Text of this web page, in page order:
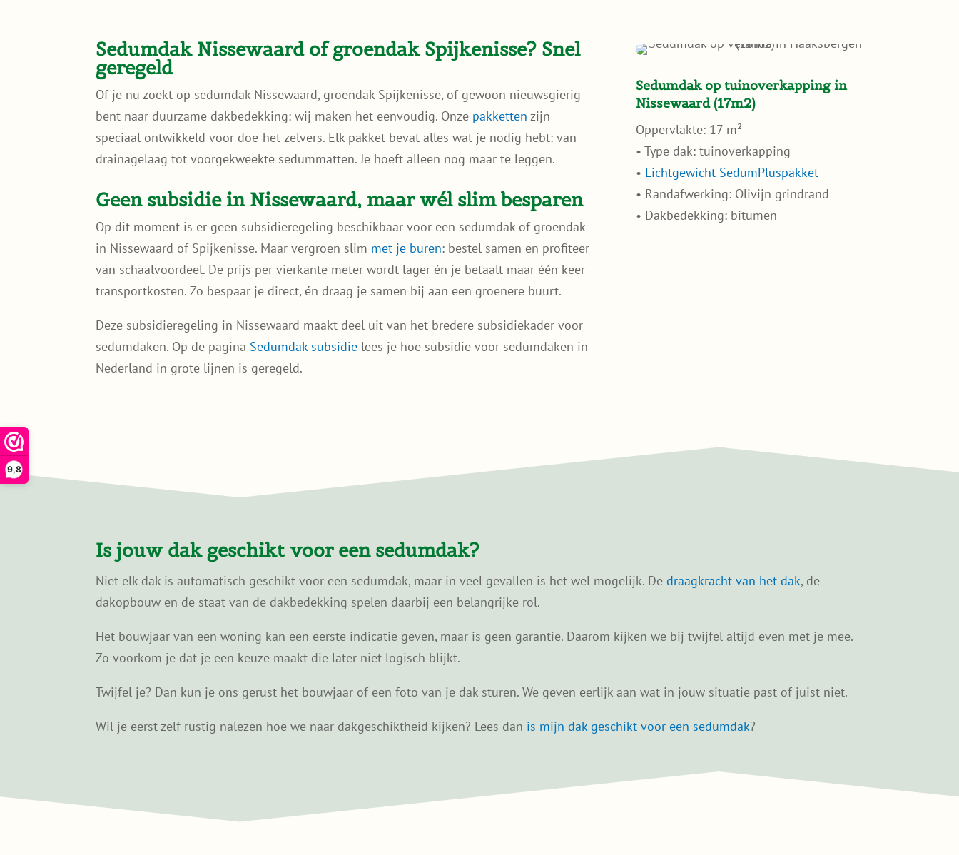
9,8
Sedumdak Nissewaard of groendak Spijkenisse? Snel
geregeld
Of je nu zoekt op sedumdak Nissewaard, groendak Spijkenisse, of gewoon nieuwsgierig
bent naar duurzame dakbedekking: wij maken het eenvoudig. Onze pakketten zijn
speciaal ontwikkeld voor doe-het-zelvers. Elk pakket bevat alles wat je nodig hebt: van
drainagelaag tot voorgekweekte sedummatten. Je hoeft alleen nog maar te leggen.
Geen subsidie in Nissewaard, maar wél slim besparen
Op dit moment is er geen subsidieregeling beschikbaar voor een sedumdak of groendak
in Nissewaard of Spijkenisse. Maar vergroen slim met je buren: bestel samen en profiteer
van schaalvoordeel. De prijs per vierkante meter wordt lager én je betaalt maar één keer
transportkosten. Zo bespaar je direct, én draag je samen bij aan een groenere buurt.
Deze subsidieregeling in Nissewaard maakt deel uit van het bredere subsidiekader voor
sedumdaken. Op de pagina Sedumdak subsidie lees je hoe subsidie voor sedumdaken in
Nederland in grote lijnen is geregeld.
Sedumdak op tuinoverkapping in
Nissewaard (17m2)
Oppervlakte: 17 m²
• Type dak: tuinoverkapping
• Lichtgewicht SedumPluspakket
• Randafwerking: Olivijn grindrand
• Dakbedekking: bitumen
Is jouw dak geschikt voor een sedumdak?
Niet elk dak is automatisch geschikt voor een sedumdak, maar in veel gevallen is het wel mogelijk. Dedraagkracht van het dak, de
dakopbouw en de staat van de dakbedekking spelen daarbij een belangrijke rol.
Het bouwjaar van een woning kan een eerste indicatie geven, maar is geen garantie. Daarom kijken we bij twijfel altijd even met je mee.
Zo voorkom je dat je een keuze maakt die later niet logisch blijkt.
Twijfel je? Dan kun je ons gerust het bouwjaar of een foto van je dak sturen. We geven eerlijk aan wat in jouw situatie past of juist niet.
Wil je eerst zelf rustig nalezen hoe we naar dakgeschiktheid kijken? Lees dan is mijn dak geschikt voor een sedumdak?